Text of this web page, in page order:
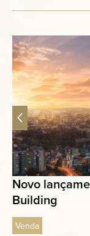
Novo
Building
Venda